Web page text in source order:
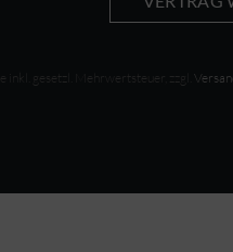
inkl. gesetzl. Mehrwertsteuer, zzgl.